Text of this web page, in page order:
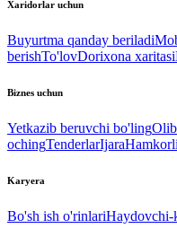
Xaridorlar uchun
Buyurtma qanday beriladi
berishTo'lovDorixona xaritasi
Biznes uchun
Yetkazib beruvchi bo'ling
ochingTenderlarIjara
Karyera
Bo'sh ish o'rinlariHaydovchi-